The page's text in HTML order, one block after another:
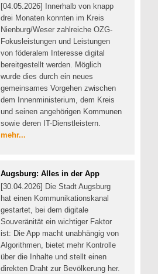
[04.05.2026] Innerhalb von knapp
drei Monaten konnten im Kreis
Nienburg/Weser zahlreiche OZG-
Fokusleistungen und Leistungen
von föderalem Interesse digital
bereitgestellt werden. Möglich
wurde dies durch ein neues
gemeinsames Vorgehen zwischen
dem Innenministerium, dem Kreis
und seinen angehörigen Kommunen
sowie deren IT-Dienstleistern.
mehr...
Augsburg: Alles in der App
[30.04.2026] Die Stadt Augsburg
hat einen Kommunikationskanal
gestartet, bei dem digitale
Souveränität ein wichtiger Faktor
ist: Die App macht unabhängig von
Algorithmen, bietet mehr Kontrolle
über die Inhalte und stellt einen
direkten Draht zur Bevölkerung her.